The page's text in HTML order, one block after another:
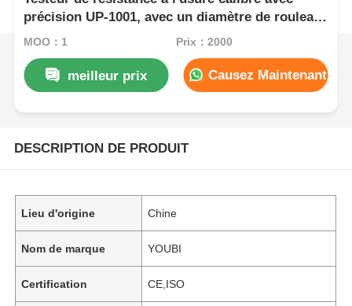
précision UP-1001, avec un diamètre de rouleau
de 150 mm et une vitesse de roulement de 40
MOQ：1 Prix：2000
meilleur prix Causez Maintenant
DESCRIPTION DE PRODUIT
Lieu d'origine Chine
Nom de marque YOUBI
Certification CE,ISO